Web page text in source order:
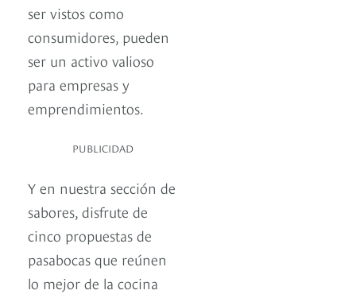
ser vistos como
consumidores, pueden
ser un activo valioso
para empresas y
emprendimientos.
PUBLICIDAD
Y en nuestra sección de
sabores, disfrute de
cinco propuestas de
pasabocas que reúnen
lo mejor de la cocina